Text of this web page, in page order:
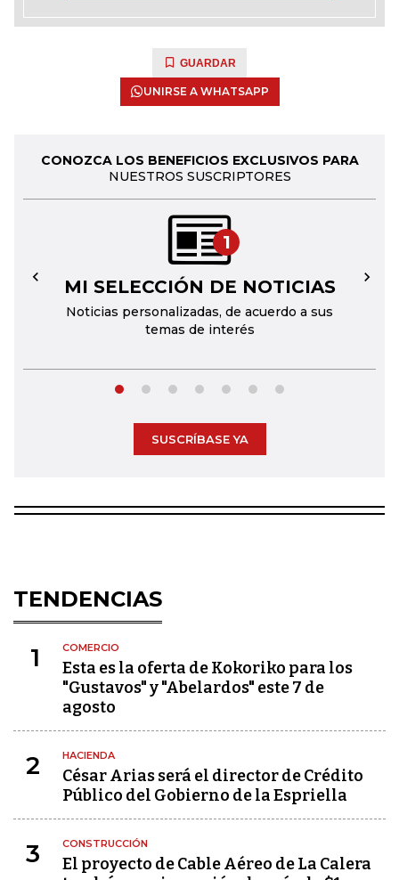
GUARDAR
UNIRSE A WHATSAPP
CONOZCA LOS BENEFICIOS EXCLUSIVOS PARA
NUESTROS SUSCRIPTORES
1
MI SELECCIÓN DE NOTICIAS
Noticias personalizadas, de acuerdo a sus
temas de interés
← →
SUSCRÍBASE YA
TENDENCIAS
1 COMERCIO
Esta es la oferta de Kokoriko para los
"Gustavos" y "Abelardos" este 7 de
agosto
2 HACIENDA
César Arias será el director de Crédito
Público del Gobierno de la Espriella
3 CONSTRUCCIÓN
El proyecto de Cable Aéreo de La Calera